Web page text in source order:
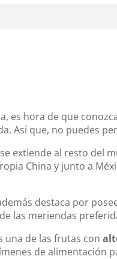
es hora de que
Así que, no puedes
extiende al resto del
China y junto a
destaca por
las meriendas
una de las frutas con
de alimentación